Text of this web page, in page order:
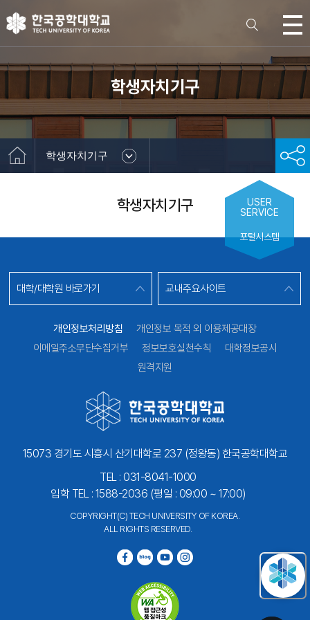
USER
SERVICE
포털시스템
학생자치기구
학생자치기구
학생자치기구
대학/대학원 바로가기 교내주요사이트
개인정보처리방침
개인정보 목적 외 이용제공대장
이메일주소무단수집거부
정보보호실천수칙
대학정보공시
원격지원
15073 경기도 시흥시 산기대학로 237 (정왕동) 한국공학대학교
TEL : 031-8041-1000
입학 TEL : 1588-2036 (평일 : 09:00 ~ 17:00)
COPYRIGHT(C) TECH UNIVERSITY OF KOREA.
ALL RIGHTS RESERVED.